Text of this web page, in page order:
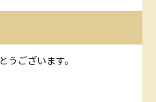
ございます。